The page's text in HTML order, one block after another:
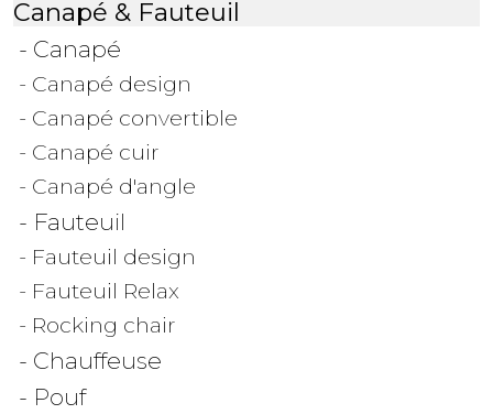
Canapé & Fauteuil
- Canapé
- Canapé design
- Canapé convertible
- Canapé cuir
- Canapé d'angle
- Fauteuil
- Fauteuil design
- Fauteuil Relax
- Rocking chair
- Chauffeuse
- Pouf